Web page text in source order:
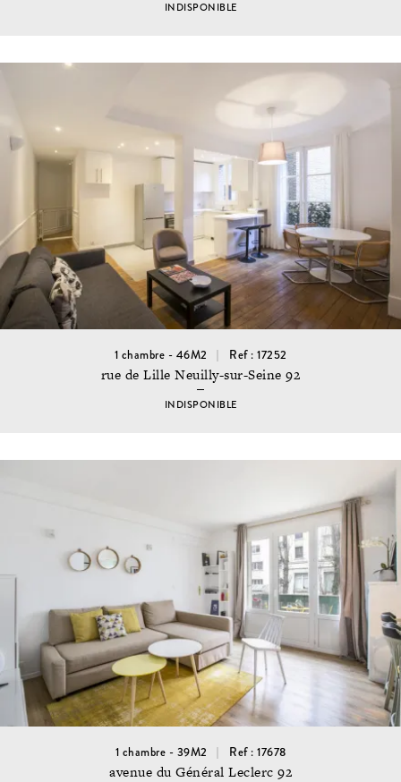
INDISPONIBLE
1 chambre - 46M2 Ref : 17252
rue de Lille Neuilly-sur-Seine 92
INDISPONIBLE
1 chambre - 39M2 Ref : 17678
avenue du Général Leclerc 92